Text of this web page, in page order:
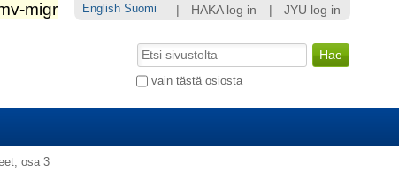
Hae
vain tästä osiosta
Laajennettu
osa 3
HAKA log in JYU log in
English Suomi